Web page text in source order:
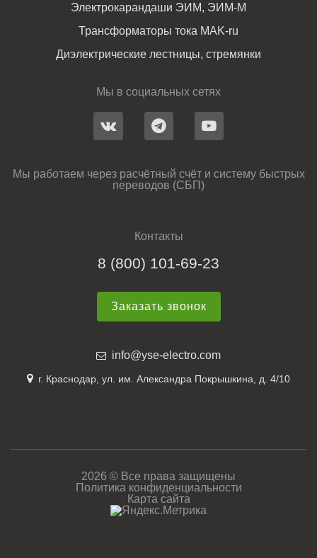
Электрокарандаши ЭИМ, ЭИМ-М
Трансформаторы тока MAK-ru
Диэлектрические лестницы, стремянки
Мы в социальных сетях
Мы работаем через расчётный счёт и систему быстрых
переводов (СБП)
Контакты
8 (800) 101-69-23
Заказать звонок
info@yse-electro.com
г. Краснодар, ул. им. Александра Покрышкина, д. 4/10
2026 © Все права защищены
Политика конфиденциальности
Карта сайта